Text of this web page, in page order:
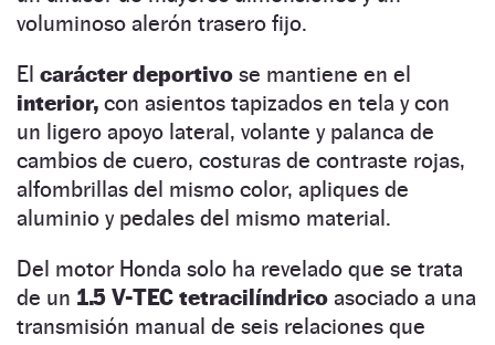
voluminoso alerón trasero fijo.
El carácter deportivo se mantiene en el
interior, con asientos tapizados en tela y con
un ligero apoyo lateral, volante y palanca de
cambios de cuero, costuras de contraste rojas,
alfombrillas del mismo color, apliques de
aluminio y pedales del mismo material.
Del motor Honda solo ha revelado que se trata
de un 1.5 V-TEC tetracilíndrico asociado a una
transmisión manual de seis relaciones que